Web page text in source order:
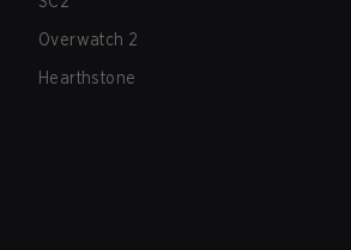
Overwatch 2
Hearthstone